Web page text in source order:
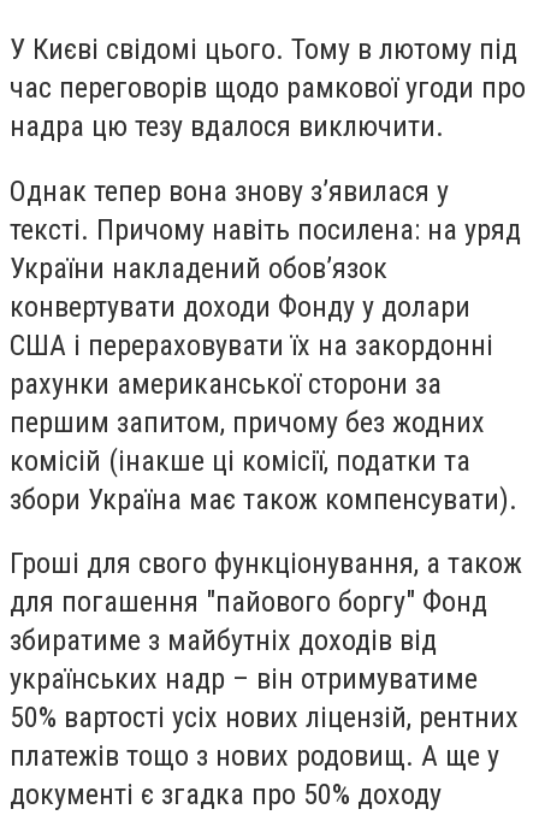
У Києві свідомі цього. Тому в лютому під
час переговорів щодо рамкової угоди про
надра цю тезу вдалося виключити.
Однак тепер вона знову з’явилася у
тексті. Причому навіть посилена: на уряд
України накладений обов’язок
конвертувати доходи Фонду у долари
США і перераховувати їх на закордонні
рахунки американської сторони за
першим запитом, причому без жодних
комісій (інакше ці комісії, податки та
збори Україна має також компенсувати).
Гроші для свого функціонування, а також
для погашення "пайового боргу" Фонд
збиратиме з майбутніх доходів від
українських надр – він отримуватиме
50% вартості усіх нових ліцензій, рентних
платежів тощо з нових родовищ. А ще у
документі є згадка про 50% доходу